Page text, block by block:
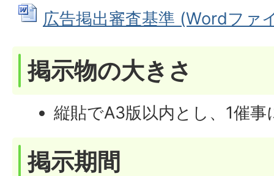
広告掲出審査基準 (Wordファ
掲示物の大きさ
縦貼でA3版以内とし、1催事
掲示期間